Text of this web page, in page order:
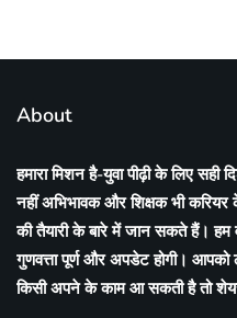
About
हमारा मिशन है-युवा पीढ़ी के लिए सही
नहीं अभिभावक और शिक्षक भी करियर
की तैयारी के बारे में जान सकते हैं। हम
गुणवत्ता पूर्ण और अपडेट होगी।
किसी अपने के काम आ सकती है तो